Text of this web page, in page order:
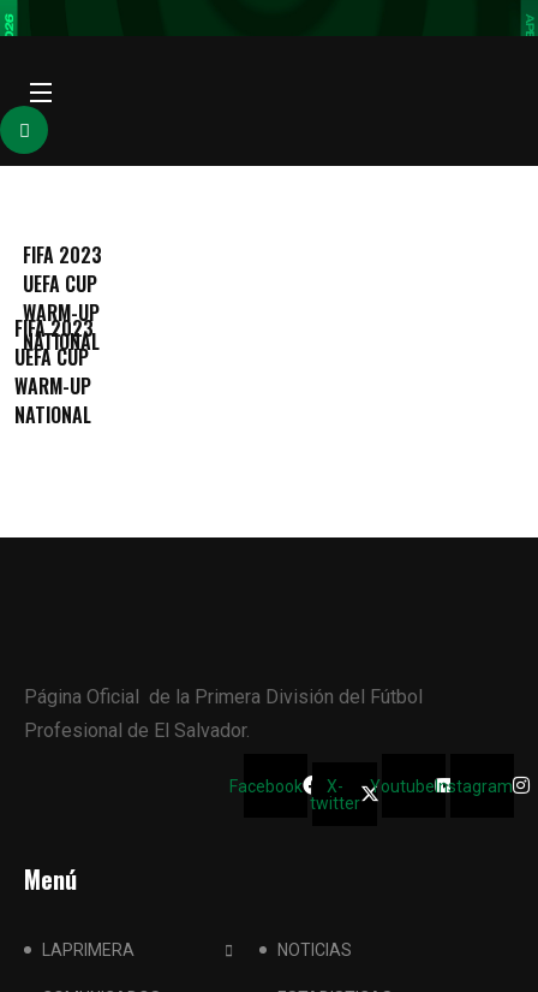
FIFA 2023
UEFA CUP
WARM-UP
NATIONAL
FIFA 2023
UEFA CUP
WARM-UP
NATIONAL
Página Oficial de la Primera División del Fútbol
Profesional de El Salvador.
Facebook
X-
twitter
YoutubeInstagram
Menú
LAPRIMERA NOTICIAS